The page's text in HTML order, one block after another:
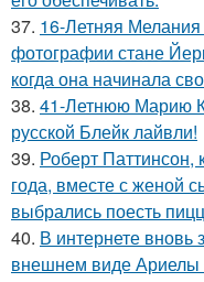
37. 16-Летняя
фотографии стане
когда она начинала
38. 41-Летнюю Марию
русской Блейк лайвли!
39. Роберт Паттинсон,
года, вместе с женой
выбрались поесть
40. В интернете вновь
внешнем виде